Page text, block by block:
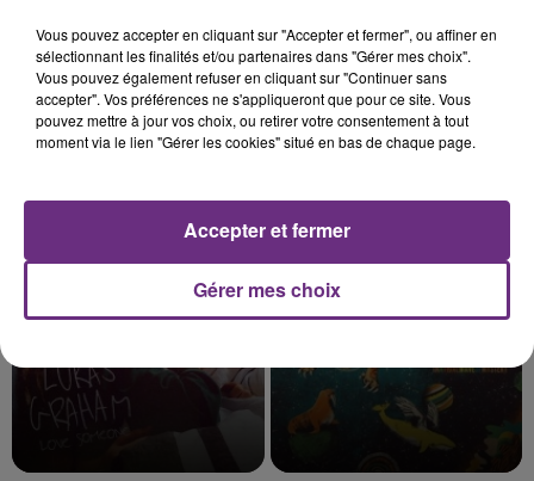
Mr Know It All Les Nouveaux Soleils
Vous pouvez accepter en cliquant sur "Accepter et fermer", ou affiner en
sélectionnant les finalités et/ou partenaires dans "Gérer mes choix".
Vous pouvez également refuser en cliquant sur "Continuer sans
accepter". Vos préférences ne s'appliqueront que pour ce site. Vous
pouvez mettre à jour vos choix, ou retirer votre consentement à tout
moment via le lien "Gérer les cookies" situé en bas de chaque page.
Gérer mes choix
Accepter et fermer